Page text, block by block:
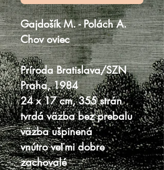
Gajdošík M. - Polách A.
Chov oviec
Príroda Bratislava/SZN
Praha, 1984
24 x 17 cm, 355 strán
tvrdá väzba bez prebalu
väzba ušpinená
vnútro veľmi dobre
zachovalé